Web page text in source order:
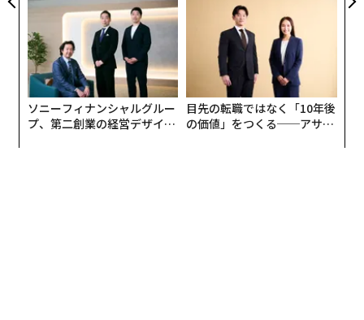
Breaking Rustは同じ月に約2500件のデジタル楽曲購入
でBillboardのCountry Digital Song Salesチャート1位を
獲得した。Billboard自身が指摘
したところによると、2
025年11月には同チャートのトップ10のうち3分の1がAI
支援アーティストで占められた。一方、より広範なHot
Country Songsチャートは依然としてモーガン・ウォレ
ンとShaboozeyが支配していた。この脆弱性は購入ベー
アクアソリューションの10年
ソニーフィナンシャルグルー
プ、第二創業の経営デザイン
目先の転職ではなく「10年後
の価値」をつくる──アサイ